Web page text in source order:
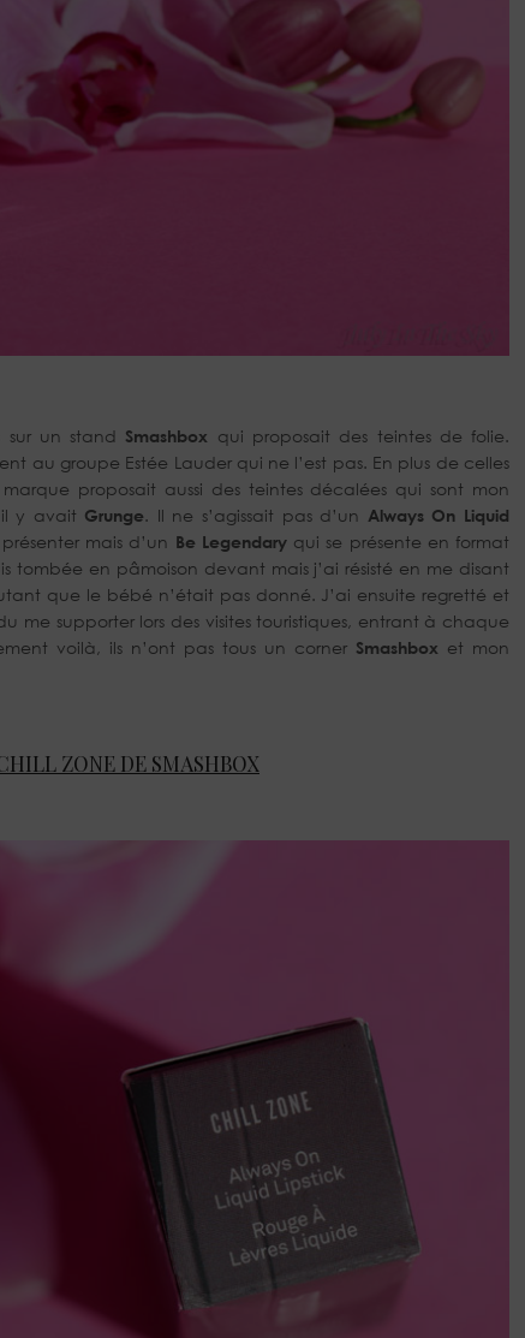
sur un stand Smashbox qui proposait des teintes de folie.
au groupe Estée Lauder qui ne l’est pas. En plus de celles
proposait aussi des teintes décalées qui sont mon
y avait Grunge. Il ne s’agissait pas d’un Always On Liquid
mais d’un Be Legendary qui se présente en format
tombée en pâmoison devant mais j’ai résisté en me disant
que le bébé n’était pas donné. J’ai ensuite regretté et
me supporter lors des visites touristiques, entrant à chaque
voilà, ils n’ont pas tous un corner Smashbox et mon
ZONE DE SMASHBOX